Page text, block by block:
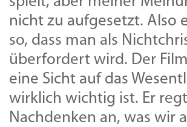
nicht zu aufgesetzt. Also
so, dass man als
überfordert wird. Der
eine Sicht auf das
wirklich wichtig ist. Er
Nachdenken an, was wir